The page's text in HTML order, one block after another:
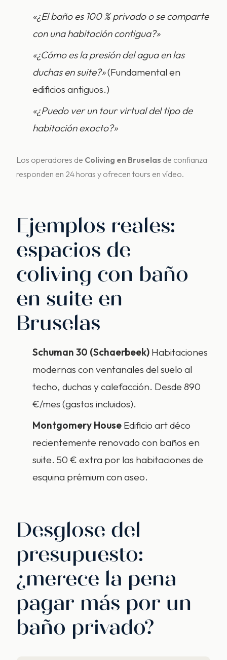
«¿El baño es 100 % privado o se comparte
con una habitación contigua?»
«¿Cómo es la presión del agua en las
duchas en suite?»(Fundamental en
edificios antiguos.)
«¿Puedo ver un tour virtual del tipo de
habitación exacto?»
Los operadores de Coliving en Bruselas de confianza
responden en 24 horas y ofrecen tours en vídeo.
Ejemplos reales:
espacios de
coliving con baño
en suite en
Bruselas
Schuman 30 (Schaerbeek) Habitaciones
modernas con ventanales del suelo al
techo, duchas y calefacción. Desde 890
€/mes (gastos incluidos).
Montgomery House Edificio art déco
recientemente renovado con baños en
suite. 50 € extra por las habitaciones de
esquina prémium con aseo.
Desglose del
presupuesto:
¿merece la pena
pagar más por un
baño privado?